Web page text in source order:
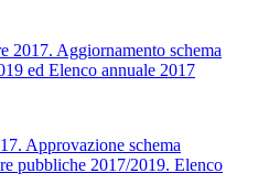
2017. Aggiornamento schema
ed Elenco annuale 2017
Approvazione schema
pubbliche 2017/2019. Elenco